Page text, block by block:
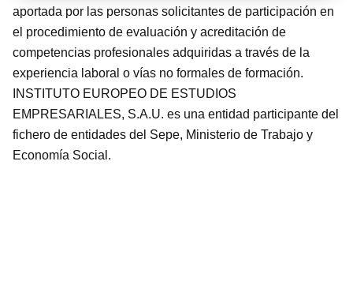
aportada por las personas solicitantes de participación en
el procedimiento de evaluación y acreditación de
competencias profesionales adquiridas a través de la
experiencia laboral o vías no formales de formación.
INSTITUTO EUROPEO DE ESTUDIOS
EMPRESARIALES, S.A.U. es una entidad participante del
fichero de entidades del Sepe, Ministerio de Trabajo y
Economía Social.